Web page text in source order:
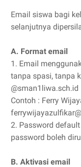
Email siswa bagi
selanjutnya
A. Format email
1. Email
tanpa spasi, tanpa
@sman1liwa.sch.id
Contoh : Ferry
2. Password
password boleh
B. Aktivasi email